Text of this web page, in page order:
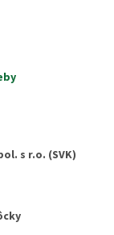
s r.o. (SVK)